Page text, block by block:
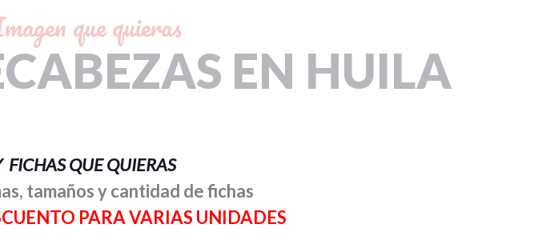
que quieras
EN HUILA
QUE QUIERAS
tamaños y cantidad de fichas
PARA VARIAS UNIDADES